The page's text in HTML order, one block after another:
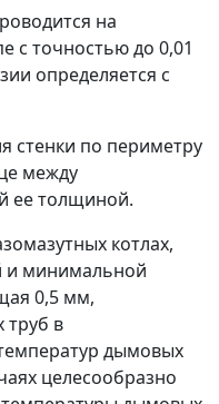
на
с точностью до 0,01
определяется с
стенки по периметру
между
ее толщиной.
котлах,
и минимальной
0,5 мм,
труб в
дымовых
целесообразно